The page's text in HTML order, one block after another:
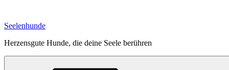
springen
Seelenhunde
Herzensgute Hunde, die deine Seele berühren